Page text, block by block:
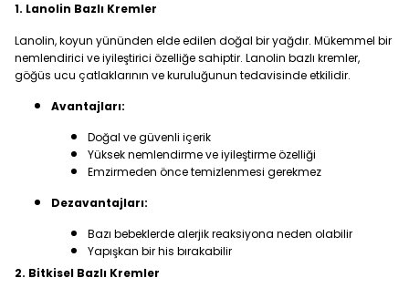
1. Lanolin Bazlı Kremler
Lanolin, koyun yününden elde edilen doğal bir yağdır. Mükemmel bir
nemlendirici ve iyileştirici özelliğe sahiptir. Lanolin bazlı kremler,
göğüs ucu çatlaklarının ve kuruluğunun tedavisinde etkilidir.
Avantajları:
Doğal ve güvenli içerik
Yüksek nemlendirme ve iyileştirme özelliği
Emzirmeden önce temizlenmesi gerekmez
Dezavantajları:
Bazı bebeklerde alerjik reaksiyona neden olabilir
Yapışkan bir his bırakabilir
2. Bitkisel Bazlı Kremler